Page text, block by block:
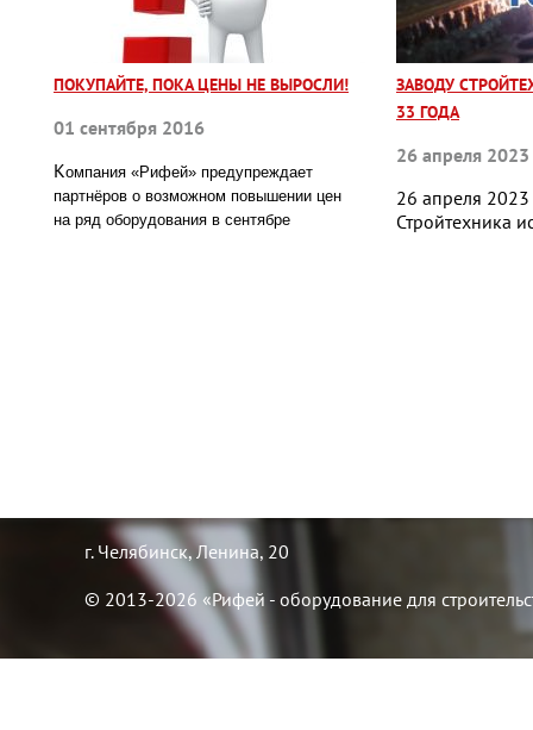
ПОКУПАЙТЕ, ПОКА ЦЕНЫ НЕ ВЫРОСЛИ!
01 сентября 2016
Компания «Рифей» предупреждает
партнёров о возможном повышении цен
на ряд оборудования в сентябре
ЗАВОДУ
33 ГОДА
26 апреля 2023
26 апреля 2023
Стройтехника
г. Челябинск, Ленина, 20
© 2013-2026 «Рифей - оборудование для